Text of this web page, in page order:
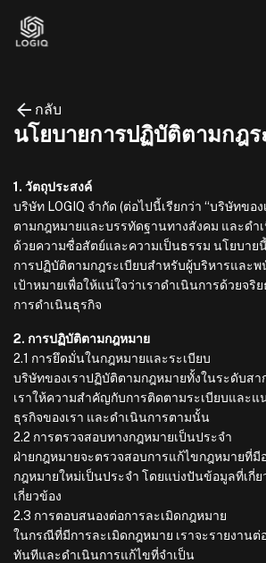
กลับ
นโยบายการปฏิบัติตามกฎร
1. วัตถุประสงค์
บริษัท LOGIQ จำกัด (ต่อไปนี้เรียกว่า “บริษัทขอ
ตามกฎหมายและบรรทัดฐานทางสังคม และดำ
ด้วยความซื่อสัตย์และความเป็นธรรม นโยบาย
การปฏิบัติตามกฎระเบียบสำหรับผู้บริหารและพ
เป้าหมายเพื่อให้แน่ใจว่าเราดำเนินการด้วยจริ
การดำเนินธุรกิจ
2. การปฏิบัติตามกฎหมาย
2.1 การยึดมั่นในกฎหมายและระเบียบ
บริษัทของเราปฏิบัติตามกฎหมายทั้งในระดับสา
เราให้ความสำคัญกับการติดตามระเบียบและแ
ธุรกิจของเรา และดำเนินการตามนั้น
2.2 การตรวจสอบทางกฎหมายเป็นประจำ
ฝ่ายกฎหมายจะตรวจสอบการแก้ไขกฎหมายที่มี
กฎหมายใหม่เป็นประจำ โดยแบ่งปันข้อมูลที่เกี่
เกี่ยวข้อง
2.3 การตอบสนองต่อการละเมิดกฎหมาย
ในกรณีที่มีการละเมิดกฎหมาย เราจะรายงานต่
ทันทีและดำเนินการแก้ไขที่จำเป็น